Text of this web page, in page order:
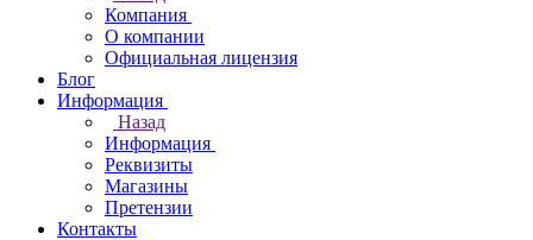
Компания
О компании
Официальная лицензия
Блог
Информация
Назад
Информация
Реквизиты
Магазины
Претензии
Контакты